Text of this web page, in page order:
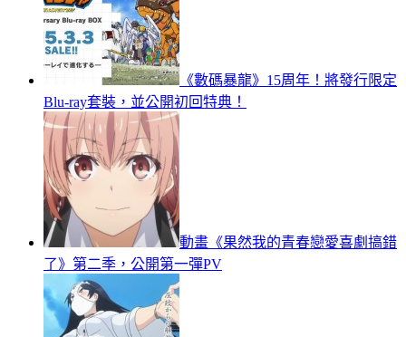
《數碼暴龍》15周年！將發行限定
Blu-ray套裝，並公開初回特典！
動畫《果然我的青春戀愛喜劇搞錯
了》第二季，公開第一彈PV